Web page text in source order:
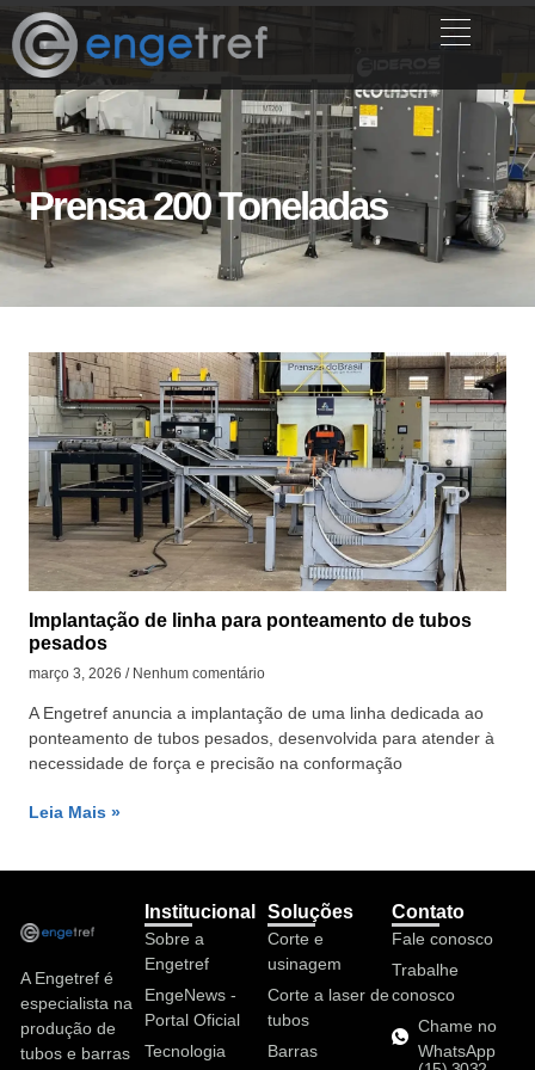
Prensa 200 Toneladas
Implantação de linha para ponteamento de tubos
pesados
março 3, 2026 Nenhum comentário
A Engetref anuncia a implantação de uma linha dedicada ao
ponteamento de tubos pesados, desenvolvida para atender à
necessidade de força e precisão na conformação
Leia Mais »
Institucional
Sobre a
Engetref
EngeNews -
Portal Oficial
Tecnologia
Soluções
Corte e
usinagem
Corte a laser de
tubos
Barras
Contato
Fale conosco
Trabalhe
conosco
Chame no
WhatsApp
A Engetref é
especialista na
produção de
tubos e barras